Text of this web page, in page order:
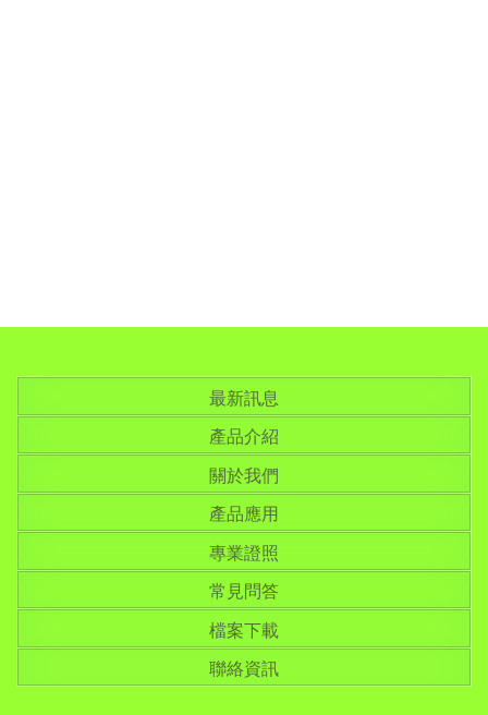
最新訊息
產品介紹
關於我們
產品應用
專業證照
常見問答
檔案下載
聯絡資訊